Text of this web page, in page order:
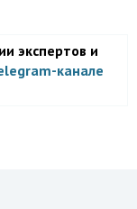
экспертов и
канале